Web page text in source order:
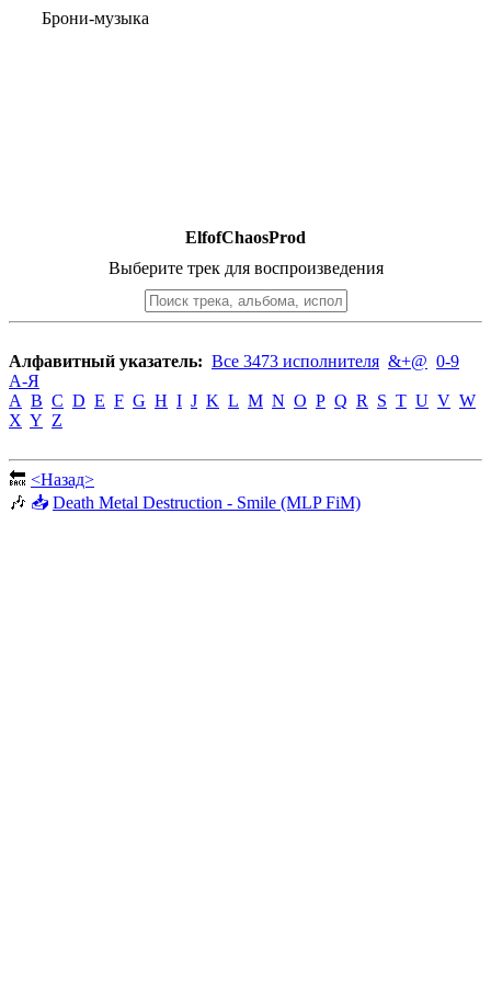
Брони-музыка
ElfofChaosProd
Выберите трек для воспроизведения
Алфавитный указатель: Все 3473 исполнителя &+@ 0-9
А-Я
A B C D E F G H I J K L M N O P Q R S T U V W
X Y Z
🔙 <Назад>
🎶 📥 Death Metal Destruction - Smile (MLP FiM)